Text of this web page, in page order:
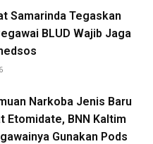
Samarinda Tegaskan
BLUD Wajib Jaga
Narkoba Jenis Baru
Etomidate, BNN Kaltim
Gunakan Pods